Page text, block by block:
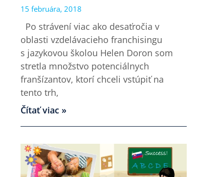
15 februára, 2018
Po strávení viac ako desaťročia v
oblasti vzdelávacieho franchisingu
s jazykovou školou Helen Doron som
stretla množstvo potenciálnych
franšízantov, ktorí chceli vstúpiť na
tento trh,
Čítať viac »